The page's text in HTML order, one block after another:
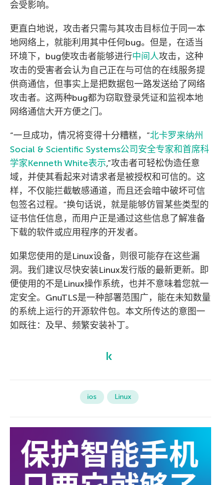
会受影响。
更直白地说，攻击者只需与其攻击目标位于同一本
地网络上，就能利用其中任何bug。但是，在适当
环境下，bug使攻击者能够进行中间人攻击，这种
攻击的受害者会认为自己正在与可信的在线服务提
供商通信，但事实上是把数据包一路发送给了网络
攻击者。这两种bug都为窃取登录凭证和监视本地
网络通信大开方便之门。
“一旦成功，情况将变得十分糟糕，”北卡罗来纳州
Social & Scientific Systems公司安全专家和首席科
学家Kenneth White表示,”攻击者可轻松伪造任意
域，并使其看起来对请求者是被授权和可信的。这
样，不仅能拦截敏感通道，而且还会暗中破坏可信
包签名过程。”换句话说，就是能够仿冒某些类型的
证书信任信息，而用户正是通过这些信息了解准备
下载的软件或应用程序的开发者。
如果您使用的是Linux设备，则很可能存在这些漏
洞。我们建议尽快安装Linux发行版的最新更新。即
便使用的不是Linux操作系统，也并不意味着您就一
定安全。GnuTLS是一种部署范围广，能在未知数量
的系统上运行的开源软件包。本文所传达的意图一
如既往：及早、频繁安装补丁。
ios Linux